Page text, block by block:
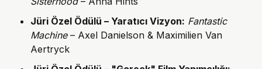
Jüri Özel Ödülü – Yaratıcı Vizyon: Fantastic
Machine– Axel Danielson & Maximilien Van
Aertryck